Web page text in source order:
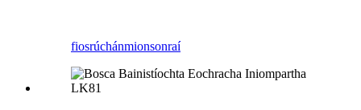
fiosrúchánmionsonraí